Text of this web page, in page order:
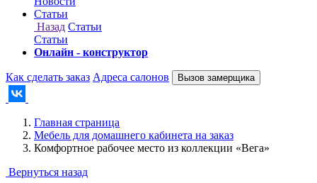
Онлайн - конструктор
Как сделать заказ Адреса салонов Вызов замерщика
Главная страница
Мебель для домашнего кабинета на заказ
Комфортное рабочее место из коллекции «Вега»
Вернуться назад